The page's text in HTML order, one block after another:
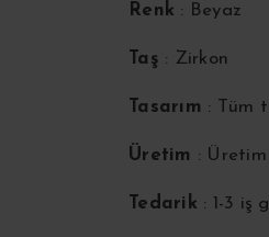
Renk : Beyaz
Taş : Zirkon
Tasarım : Tüm
Üretim : Üretim
Tedarik : 1-3 iş